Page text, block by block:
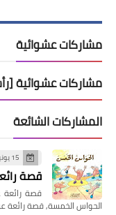
مشاركات عشوائية
مشاركات عشوائية
المشاركات الشائعة
15 يونيو 2020
قصة
قصة رائعة
الحواس الخمسة, قصة